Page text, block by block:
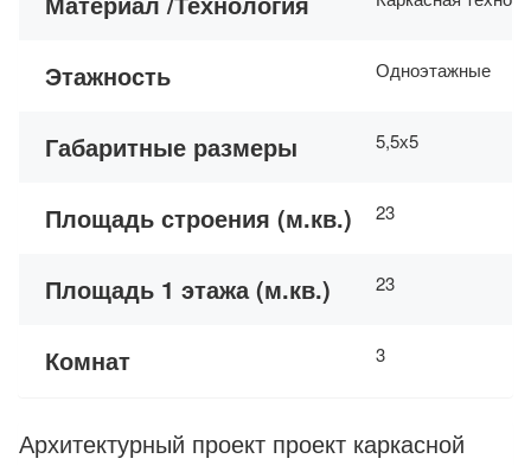
Этажность Одноэтажные
Габаритные размеры 5,5х5
Площадь строения (м.кв.) 23
Площадь 1 этажа (м.кв.) 23
Комнат 3
Архитектурный проект проект каркасной